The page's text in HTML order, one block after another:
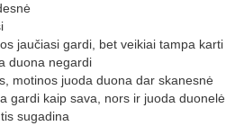
jaučiasi gardi, bet veikiai tampa karti
duona negardi
motinos juoda duona dar skanesnė
gardi kaip sava, nors ir juoda duonelė
sugadina